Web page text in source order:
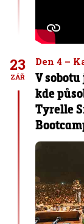
23
ZÁŘ
Den 4 –
V
kde
Tyrelle